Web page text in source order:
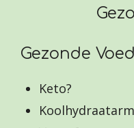
Gezonde
Keto?